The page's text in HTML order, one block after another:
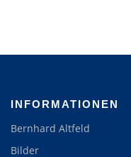
INFORMATIONEN
Bernhard Altfeld
Bilder